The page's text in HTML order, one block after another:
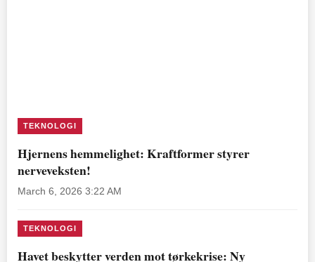
TEKNOLOGI
Hjernens hemmelighet: Kraftformer styrer
nerveveksten!
March 6, 2026 3:22 AM
TEKNOLOGI
Havet beskytter verden mot tørkekrise: Ny